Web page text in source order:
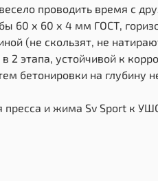
проводить время с
60 х 60 х 4 мм ГОСТ,
(не скользят, не
этапа, устойчивой к
бетонировки на глубину
и жима Sv Sport к